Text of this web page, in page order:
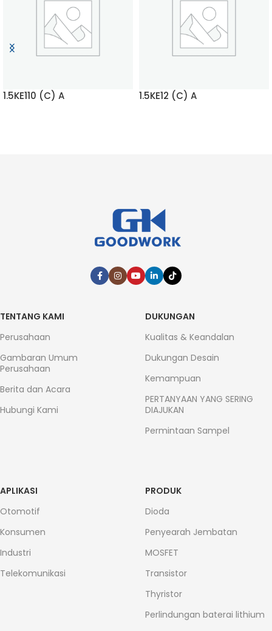
1.5KE110 (C) A 1.5KE12 (C) A
TENTANG KAMI
Perusahaan
Gambaran Umum
Perusahaan
Berita dan Acara
Hubungi Kami
DUKUNGAN
Kualitas & Keandalan
Dukungan Desain
Kemampuan
PERTANYAAN YANG SERING
DIAJUKAN
Permintaan Sampel
APLIKASI
Otomotif
Konsumen
Industri
Telekomunikasi
PRODUK
Dioda
Penyearah Jembatan
MOSFET
Transistor
Thyristor
Perlindungan baterai lithium